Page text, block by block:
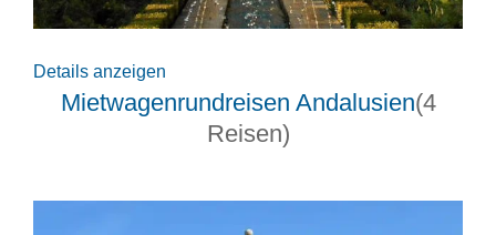
Details anzeigen
Mietwagenrundreisen Andalusien(4
Reisen)